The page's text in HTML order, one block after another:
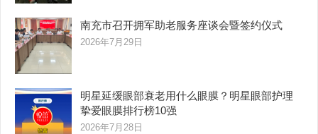
南充市召开拥军助老服务座谈会暨签约仪式
2026年7月29日
明星延缓眼部衰老用什么眼膜？明星眼部护理
挚爱眼膜排行榜10强
2026年7月28日